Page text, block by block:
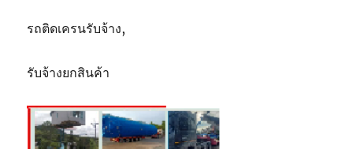
รถติดเครนรับจ้าง,
รับจ้างยกสินค้า